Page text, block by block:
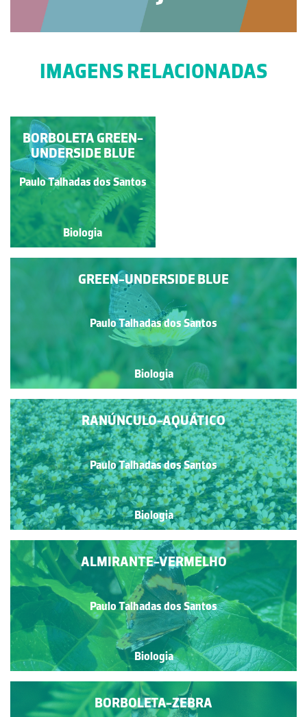
IMAGENS RELACIONADAS
BORBOLETA
Paulo Talhadas dos Santos
Biologia
GREEN-UNDERSIDE BLUE
Paulo Talhadas dos Santos
Biologia
RANÚNCULO-AQUÁTICO
Paulo Talhadas dos Santos
Biologia
BORBOLETA GREEN-
UNDERSIDE BLUE
Paulo Talhadas dos Santos
Biologia
ALMIRANTE-VERMELHO
Paulo Talhadas dos Santos
Biologia
BORBOLETA-ZEBRA